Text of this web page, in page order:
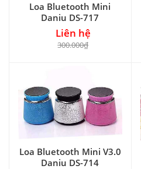
Loa Bluetooth Mini
Daniu DS-717
Liên hệ
300.000₫
Loa Bluetooth Mini V3.0
Daniu DS-714